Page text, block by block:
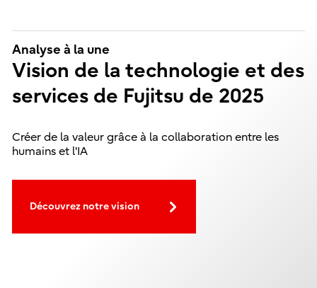
Analyse à la une
Vision de la technologie et des
services de Fujitsu de 2025
Créer de la valeur grâce à la collaboration entre les
humains et l'IA
Découvrez notre vision